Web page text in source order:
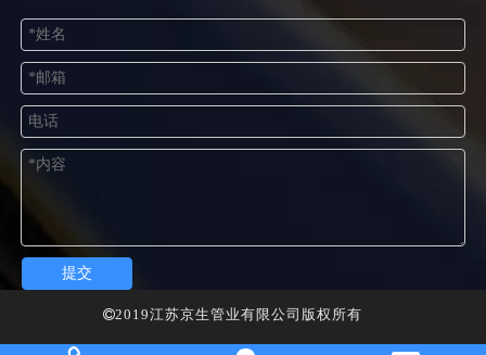
提交
2019江苏京生管业有限公司版权所有